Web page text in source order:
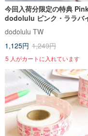
今回入荷分限定の特典
dodolulu ピンク・ララバ
(Pink Lullaby)ラベラーシ
dodolulu TW
1,125円 1,249円
5 人がカートに入れています